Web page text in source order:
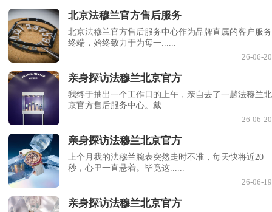
北京法穆兰官方售后服务
北京法穆兰官方售后服务中心作为品牌直属的客户服务
终端，始终致力于为每一......
26-06-20
亲身探访法穆兰北京官方
我终于抽出一个工作日的上午，亲自去了一趟法穆兰北
京官方售后服务中心。戴......
26-06-20
亲身探访法穆兰北京官方
上个月我的法穆兰腕表突然走时不准，每天快将近20
秒，心里一直悬着。毕竟这......
26-06-19
亲身探访法穆兰北京官方